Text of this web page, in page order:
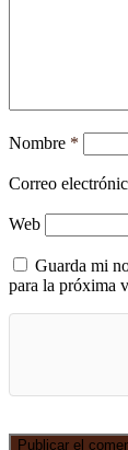
Nombre *
Correo
Web
Guarda mi
para la próxima